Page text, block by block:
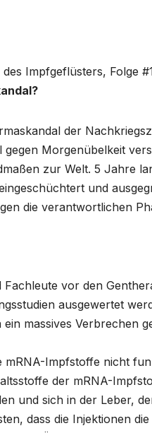
Impfgeflüsters, Folge
der
gegen Morgenübelkeit
zur Welt. 5 Jahre
und
die verantwortlichen
vor den
ausgewertet
ein massives Verbrechen
mRNA-Impfstoffe nicht
der mRNA-
und sich in der Leber,
dass die Injektionen